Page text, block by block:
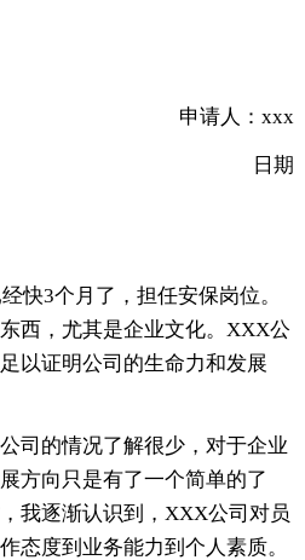
申请人：xxx
日期
快3个月了，担任安保岗位。
西，尤其是企业文化。XXX公
以证明公司的生命力和发展
司的情况了解很少，对于企业
方向只是有了一个简单的了
我逐渐认识到，XXX公司对员
态度到业务能力到个人素质。